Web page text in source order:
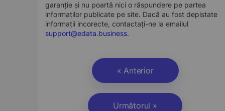
garanție și nu poartă nici o răspundere pe partea
informaților publicate pe site. Dacă au fost depistate
informații incorecte, contactați-ne la emailul
support@edata.business.
« Anterior
Următorul »